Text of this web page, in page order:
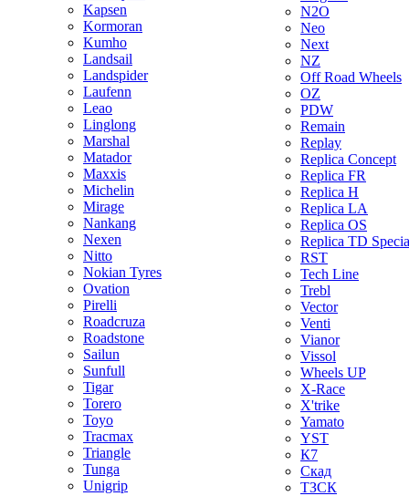
Kapsen
Kormoran
Kumho
Landsail
Landspider
Laufenn
Leao
Linglong
Marshal
Matador
Maxxis
Michelin
Mirage
Nankang
Nexen
Nitto
Nokian Tyres
Ovation
Pirelli
Roadcruza
Roadstone
Sailun
Sunfull
Tigar
Torero
Toyo
Tracmax
Triangle
Tunga
Unigrip
N2O
Neo
Next
NZ
Off Road Wheels
OZ
PDW
Remain
Replay
Replica Concept
Replica FR
Replica H
Replica LA
Replica OS
Replica TD
RST
Tech Line
Trebl
Vector
Venti
Vianor
Vissol
Wheels UP
X-Race
X'trike
Yamato
YST
К7
Скад
ТЗСК